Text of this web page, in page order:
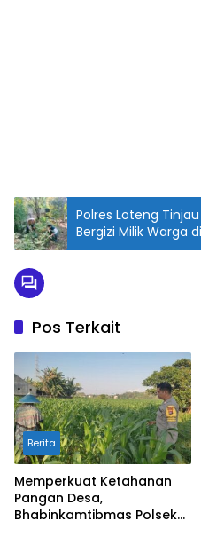
Polres Loteng
Bergizi Milik Warga
Pos Terkait
Berita
Memperkuat Ketahanan
Pangan Desa,
Bhabinkamtibmas Polsek